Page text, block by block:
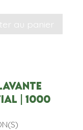
au panier
| 1000